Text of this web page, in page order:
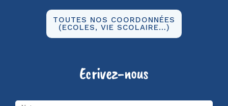
TOUTES NOS COORDONNÉES
(ECOLES, VIE SCOLAIRE…)
Ecrivez-nous
Votre nom*